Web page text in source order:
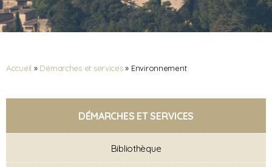
Accueil » Démarches et services» Environnement
DÉMARCHES ET SERVICES
Bibliothèque